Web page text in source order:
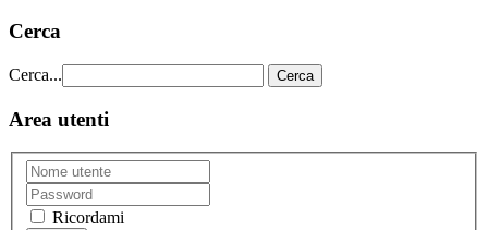
Cerca
Cerca... Cerca
Area utenti
Ricordami